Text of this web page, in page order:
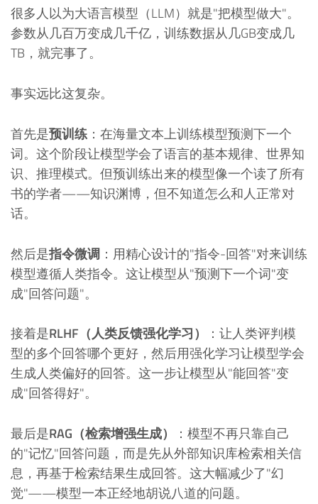
很多人以为大语言模型（LLM）就是"把模型做大"。
参数从几百万变成几千亿，训练数据从几GB变成几
TB，就完事了。
事实远比这复杂。
首先是预训练 ：在海量文本上训练模型预测下一个
词。这个阶段让模型学会了语言的基本规律、世界知
识、推理模式。但预训练出来的模型像一个读了所有
书的学者——知识渊博，但不知道怎么和人正常对
话。
然后是指令微调 ：用精心设计的"指令-回答"对来训练
模型遵循人类指令。这让模型从"预测下一个词"变
成"回答问题"。
接着是RLHF（人类反馈强化学习）
：让人类评判模
型的多个回答哪个更好，然后用强化学习让模型学会
生成人类偏好的回答。这一步让模型从"能回答"变
成"回答得好"。
最后是RAG（检索增强生成）
：模型不再只靠自己
的"记忆"回答问题，而是先从外部知识库检索相关信
息，再基于检索结果生成回答。这大幅减少了"幻
觉"——模型一本正经地胡说八道的问题。